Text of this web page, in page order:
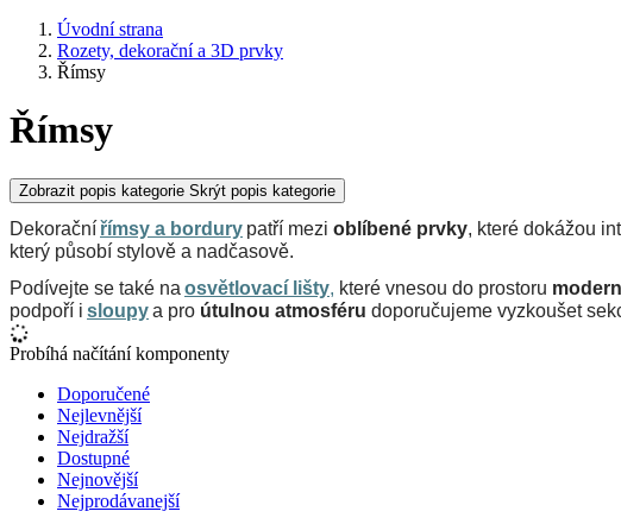
Úvodní strana
Rozety, dekorační a 3D prvky
Římsy
Římsy
Zobrazit popis kategorie Skrýt popis kategorie
Dekorační římsy a bordury patří mezi oblíbené prvky, které dokážou
který působí stylově a nadčasově.
Podívejte se také na osvětlovací lišty, které vnesou do prostoru
podpoří i sloupy a pro útulnou atmosféru doporučujeme vyzkoušet
Probíhá načítání komponenty
Doporučené
Nejlevnější
Nejdražší
Dostupné
Nejnovější
Nejprodávanejší